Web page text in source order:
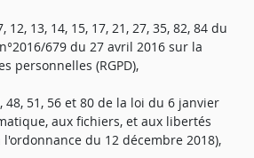
12, 13, 14, 15, 17, 21, 27, 35, 82, 84 du
679 du 27 avril 2016 sur la
personnelles (RGPD),
48, 51, 56 et 80 de la loi du 6 janvier
aux fichiers, et aux libertés
du 12 décembre 2018),